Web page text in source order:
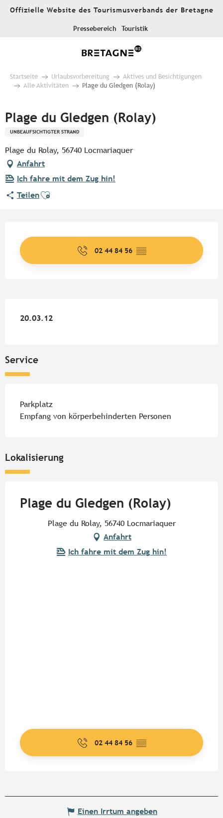
AllerOffizielle Website des Tourismusverbands der Bretagne
Pressebereich Touristik
Startseite Urlaubsvorbereitung
Aktives und Besichtigungen
Alle Aktivitäten
Plage du Gledgen (Rolay)
Plage du Gledgen (Rolay)
UNBEAUFSICHTIGTER STRAND
Plage du Rolay, 56740 Locmariaquer
Anfahrt
Ich fahre mit dem Zug hin!
TeilenAjouter aux favoris
02 44 84 56 ▒▒
20.03.12
20.03.12
Service
Parkplatz
Empfang von körperbehinderten Personen
Lokalisierung
Plage du Gledgen (Rolay)
Plage du Rolay, 56740 Locmariaquer
Anfahrt
Ich fahre mit dem Zug hin!
02 44 84 56 ▒▒
Einen Irrtum angeben